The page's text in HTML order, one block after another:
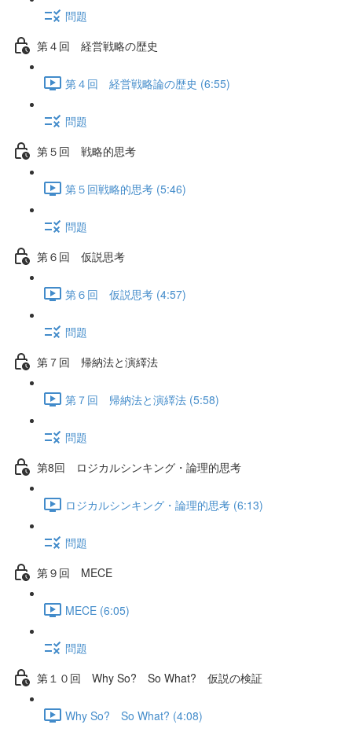
問題
第４回 経営戦略の歴史
第４回 経営戦略論の歴史 (6:55)
問題
第５回 戦略的思考
第５回戦略的思考 (5:46)
問題
第６回 仮説思考
第６回 仮説思考 (4:57)
問題
第７回 帰納法と演繹法
第７回 帰納法と演繹法 (5:58)
問題
第8回 ロジカルシンキング・論理的思考
ロジカルシンキング・論理的思考 (6:13)
問題
第９回 MECE
MECE (6:05)
問題
第１０回 Why So? So What? 仮説の検証
Why So? So What? (4:08)